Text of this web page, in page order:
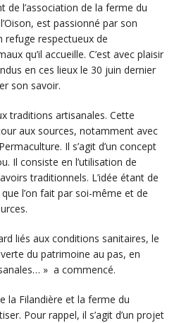
de l’association de la ferme du
est passionné par son
refuge respectueux de
qu’il accueille. C’est avec plaisir
en ces lieux le 30 juin dernier
son savoir.
traditions artisanales. Cette
aux sources, notamment avec
Il s’agit d’un concept
Il consiste en l’utilisation de
traditionnels. L’idée étant de
l’on fait par soi-même et de
liés aux conditions sanitaires, le
du patrimoine au pas, en
» a commencé.
la Filandière et la ferme du
Pour rappel, il s’agit d’un projet